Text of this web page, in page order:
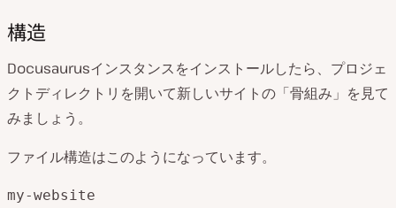
構造
Docusaurusインスタンスをインストールしたら、プロジェ
クトディレクトリを開いて新しいサイトの「骨組み」を見て
みましょう。
ファイル構造はこのようになっています。
my-website